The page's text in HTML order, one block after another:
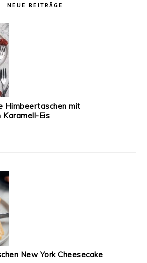
NEUE BEITRÄGE
Himbeertaschen mit
Eis
New York Cheesecake